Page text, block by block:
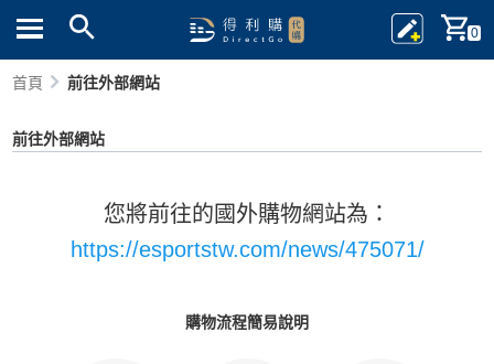
0
首頁 前往外部網站
前往外部網站
您將前往的國外購物網站為：
https://esportstw.com/news/475071/
購物流程簡易說明